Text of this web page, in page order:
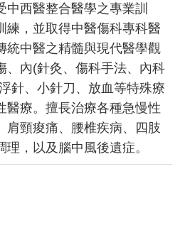
中西醫整合醫學之專業訓
練，並取得中醫傷科專科醫
統中醫之精髓與現代醫學觀
、內(針灸、傷科手法、內科
針、小針刀、放血等特殊療
醫療。擅長治療各種急慢性
肩頸痠痛、腰椎疾病、四肢
，以及腦中風後遺症。